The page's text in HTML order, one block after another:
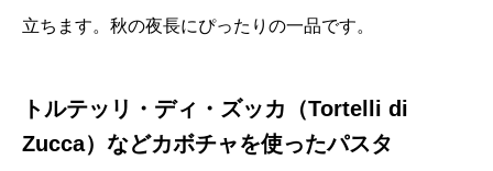
立ちます。秋の夜長にぴったりの一品です。
トルテッリ・ディ・ズッカ（Tortelli di
Zucca）などカボチャを使ったパスタ